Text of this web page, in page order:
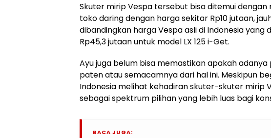
Skuter mirip Vespa tersebut bisa ditemui dengan
toko daring dengan harga sekitar Rp10 jutaan,
dibandingkan harga Vespa asli di Indonesia yang
Rp45,3 jutaan untuk model LX 125 i-Get.
Ayu juga belum bisa memastikan apakah
paten atau semacamnya dari hal ini. Meskipun
Indonesia melihat kehadiran skuter-skuter mirip
sebagai spektrum pilihan yang lebih luas bagi
BACA JUGA: